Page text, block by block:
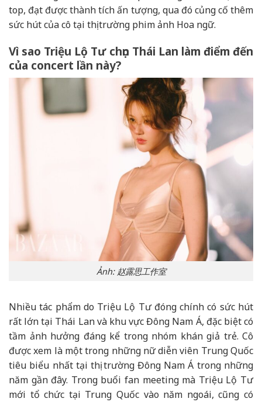
top, đạt được thành tích ấn tượng, qua đó củng cố thêm
sức hút của cô tại thị trường phim ảnh Hoa ngữ.
Vì sao Triệu Lộ Tư chọn Thái Lan làm điểm đến
của concert lần này?
Ảnh: 赵露思工作室
Nhiều tác phẩm do Triệu Lộ Tư đóng chính có sức hút
rất lớn tại Thái Lan và khu vực Đông Nam Á, đặc biệt có
tầm ảnh hưởng đáng kể trong nhóm khán giả trẻ. Cô
được xem là một trong những nữ diễn viên Trung Quốc
tiêu biểu nhất tại thị trường Đông Nam Á trong những
năm gần đây. Trong buổi fan meeting mà Triệu Lộ Tư
mới tổ chức tại Trung Quốc vào năm ngoái, cũng có